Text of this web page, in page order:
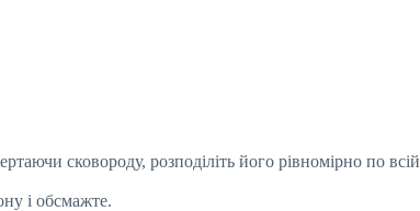
сковороду, розподіліть його рівномірно по всій
і обсмажте.